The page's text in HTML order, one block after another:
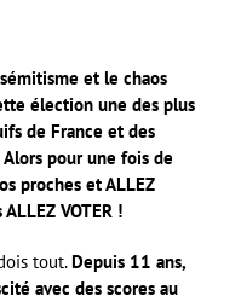
et le chaos
élection une des plus
de France et des
pour une fois de
proches et ALLEZ
VOTER !
tout.Depuis 11 ans,
avec des scores au